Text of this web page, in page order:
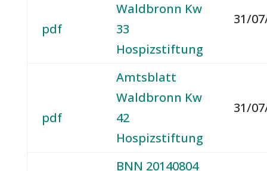
pdf
Waldbronn Kw
33
Hospizstiftung
31/
pdf
Amtsblatt
Waldbronn Kw
42
Hospizstiftung
31/
BNN 20140804